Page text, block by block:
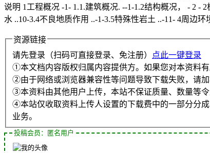
说明 1工程概况 -1- 1.1.建筑概况. --1-1.2结构概况， - 2 -
水 ..10-3.4不良地质作用 ..-1-3.5特殊性岩土 ..-11- 4周边
资源链接
请先登录（扫码可直接登录、免注册）
点此一键登录
①本文档内容版权归属内容提供方。如果您对本资料
②由于网络或浏览器兼容性等问题导致下载失败，请
③本资料由其他用户上传，本站不保证质量、数量等
④本站仅收取资料上传人设置的下载费中的一部分分
业务。
投稿会员：匿名用户